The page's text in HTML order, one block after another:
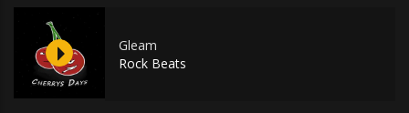
Gleam
Rock Beats